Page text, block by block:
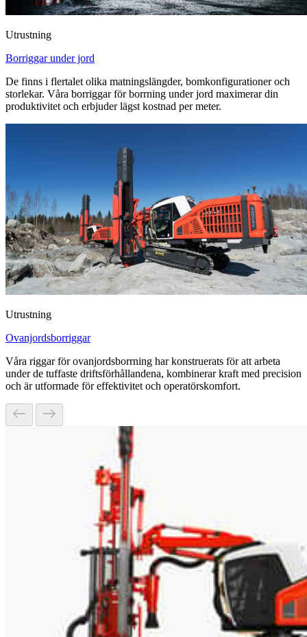
Utrustning
Borriggar under jord
De finns i flertalet olika matningslängder, bomkonfigurationer och
storlekar. Våra borriggar för borrning under jord maximerar din
produktivitet och erbjuder lägst kostnad per meter.
Utrustning
Ovanjordsborriggar
Våra riggar för ovanjordsborrning har konstruerats för att arbeta
under de tuffaste driftsförhållandena, kombinerar kraft med precision
och är utformade för effektivitet och operatörskomfort.